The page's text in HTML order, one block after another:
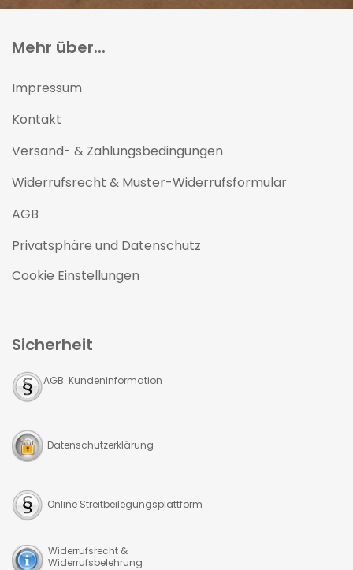
Mehr über...
Impressum
Kontakt
Versand- & Zahlungsbedingungen
Widerrufsrecht & Muster-Widerrufsformular
AGB
Privatsphäre und Datenschutz
Cookie Einstellungen
Sicherheit
AGB Kundeninformation
Datenschutzerklärung
Online Streitbeilegungsplattform
Widerrufsrecht &
Widerrufsbelehrung